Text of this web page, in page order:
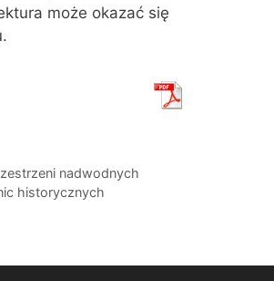
może okazać się
nadwodnych
historycznych